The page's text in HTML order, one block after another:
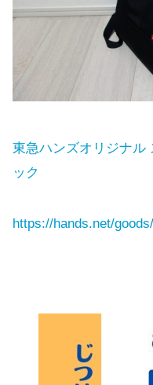
東急ハンズオリジナル
ック
https://hands.net/